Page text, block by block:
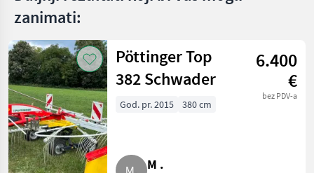
John Deere
Prikaži
sve
(18)
MARKETPLACE
Marketplace
Ponude
trgovaca oglasi
zanimati:
Pöttinger Top
382 Schwader
6.400
€
bez PDV-a
God. pr. 2015 380 cm
M .